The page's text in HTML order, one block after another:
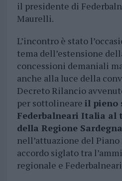
il presidente di
Maurelli.
L’incontro è stato
tema dell’estensione
concessioni demaniali
anche alla luce della
Decreto Rilancio
per sottolineare il pieno
Federbalneari Italia al
della Regione
nell’attuazione del Piano
accordo siglato tra
regionale e